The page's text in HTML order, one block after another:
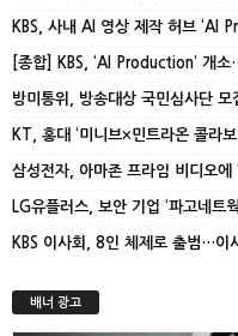
KBS, 사내 AI 영상 제작 허브 ‘AI
[종합] KBS, ‘AI Production’ 개
방미통위, 방송대상 국민심사단
KT, 홍대 ‘미니브×민트라온 콜라
삼성전자, 아마존 프라임 비디오에
LG유플러스, 보안 기업 ‘파고네트
KBS 이사회, 8인 체제로 출범…이
배너 광고